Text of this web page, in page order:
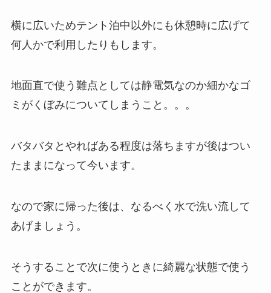
横に広いためテント泊中以外にも休憩時に広げて
何人かで利用したりもします。
地面直で使う難点としては静電気なのか細かなゴ
ミがくぼみについてしまうこと。。。
バタバタとやればある程度は落ちますが後はつい
たままになって今います。
なので家に帰った後は、なるべく水で洗い流して
あげましょう。
そうすることで次に使うときに綺麗な状態で使う
ことができます。